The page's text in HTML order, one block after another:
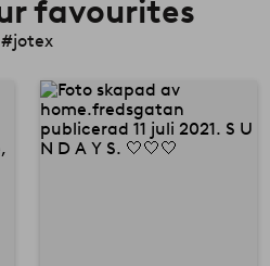
favourites
#jotex